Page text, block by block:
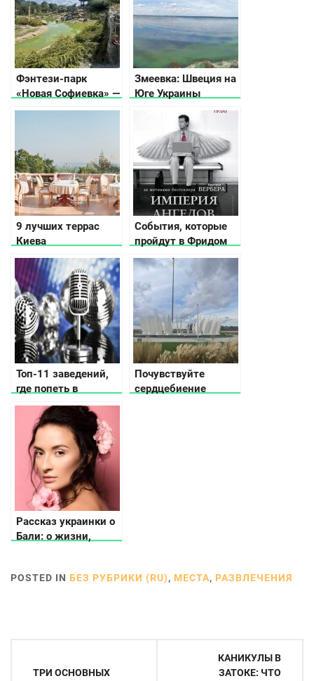
Фэнтези-парк
«Новая Софиевка» —
место красоты и
Змеевка: Швеция на
Юге Украины
9 лучших террас
Киева
События, которые
пройдут в Фридом
холле в Киеве
Топ-11 заведений,
где попеть в
караоке?
Почувствуйте
сердцебиение
Рассказ украинки о
Бали: о жизни,
POSTED IN БЕЗ РУБРИКИ (RU), МЕСТА, РАЗВЛЕЧЕНИЯ
ТРИ ОСНОВНЫХ
КАНИКУЛЫ В
ЗАТОКЕ: ЧТО